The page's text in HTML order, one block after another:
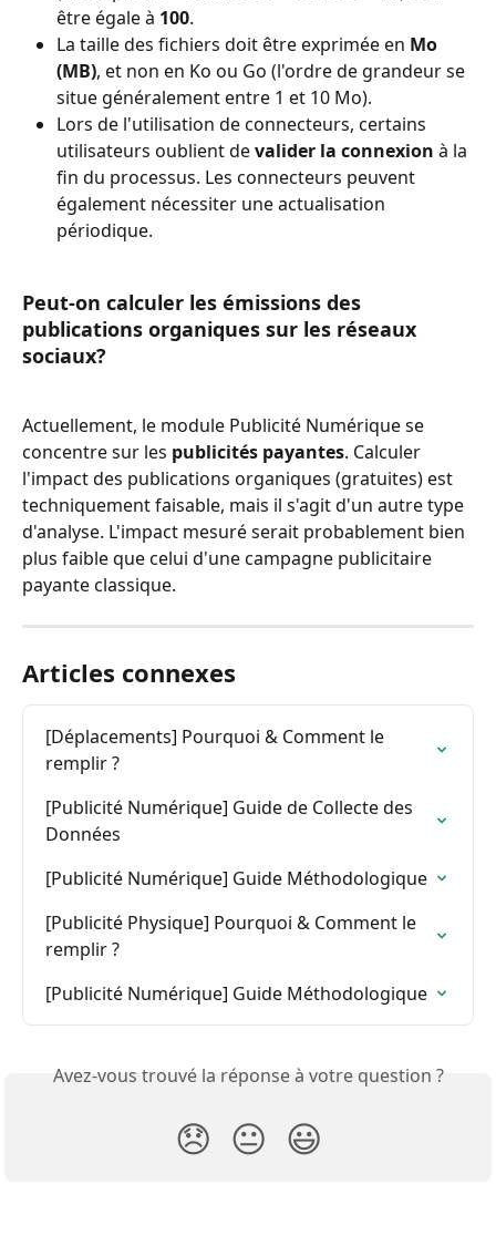
être égale à 100.
La taille des fichiers doit être exprimée en Mo
(MB), et non en Ko ou Go (l'ordre de grandeur se
situe généralement entre 1 et 10 Mo).
Lors de l'utilisation de connecteurs, certains
utilisateurs oublient de valider la connexion à la
fin du processus. Les connecteurs peuvent
également nécessiter une actualisation
périodique.
Peut-on calculer les émissions des
publications organiques sur les réseaux
sociaux?
Actuellement, le module Publicité Numérique se
concentre sur les publicités payantes. Calculer
l'impact des publications organiques (gratuites) est
techniquement faisable, mais il s'agit d'un autre type
d'analyse. L'impact mesuré serait probablement bien
plus faible que celui d'une campagne publicitaire
payante classique.
Articles connexes
[Déplacements] Pourquoi & Comment le
remplir ?
[Publicité Numérique] Guide de Collecte des
Données
[Publicité Numérique] Guide Méthodologique
[Publicité Physique] Pourquoi & Comment le
remplir ?
[Publicité Numérique] Guide Méthodologique
Avez-vous trouvé la réponse à votre question ?
😞 😐 😃